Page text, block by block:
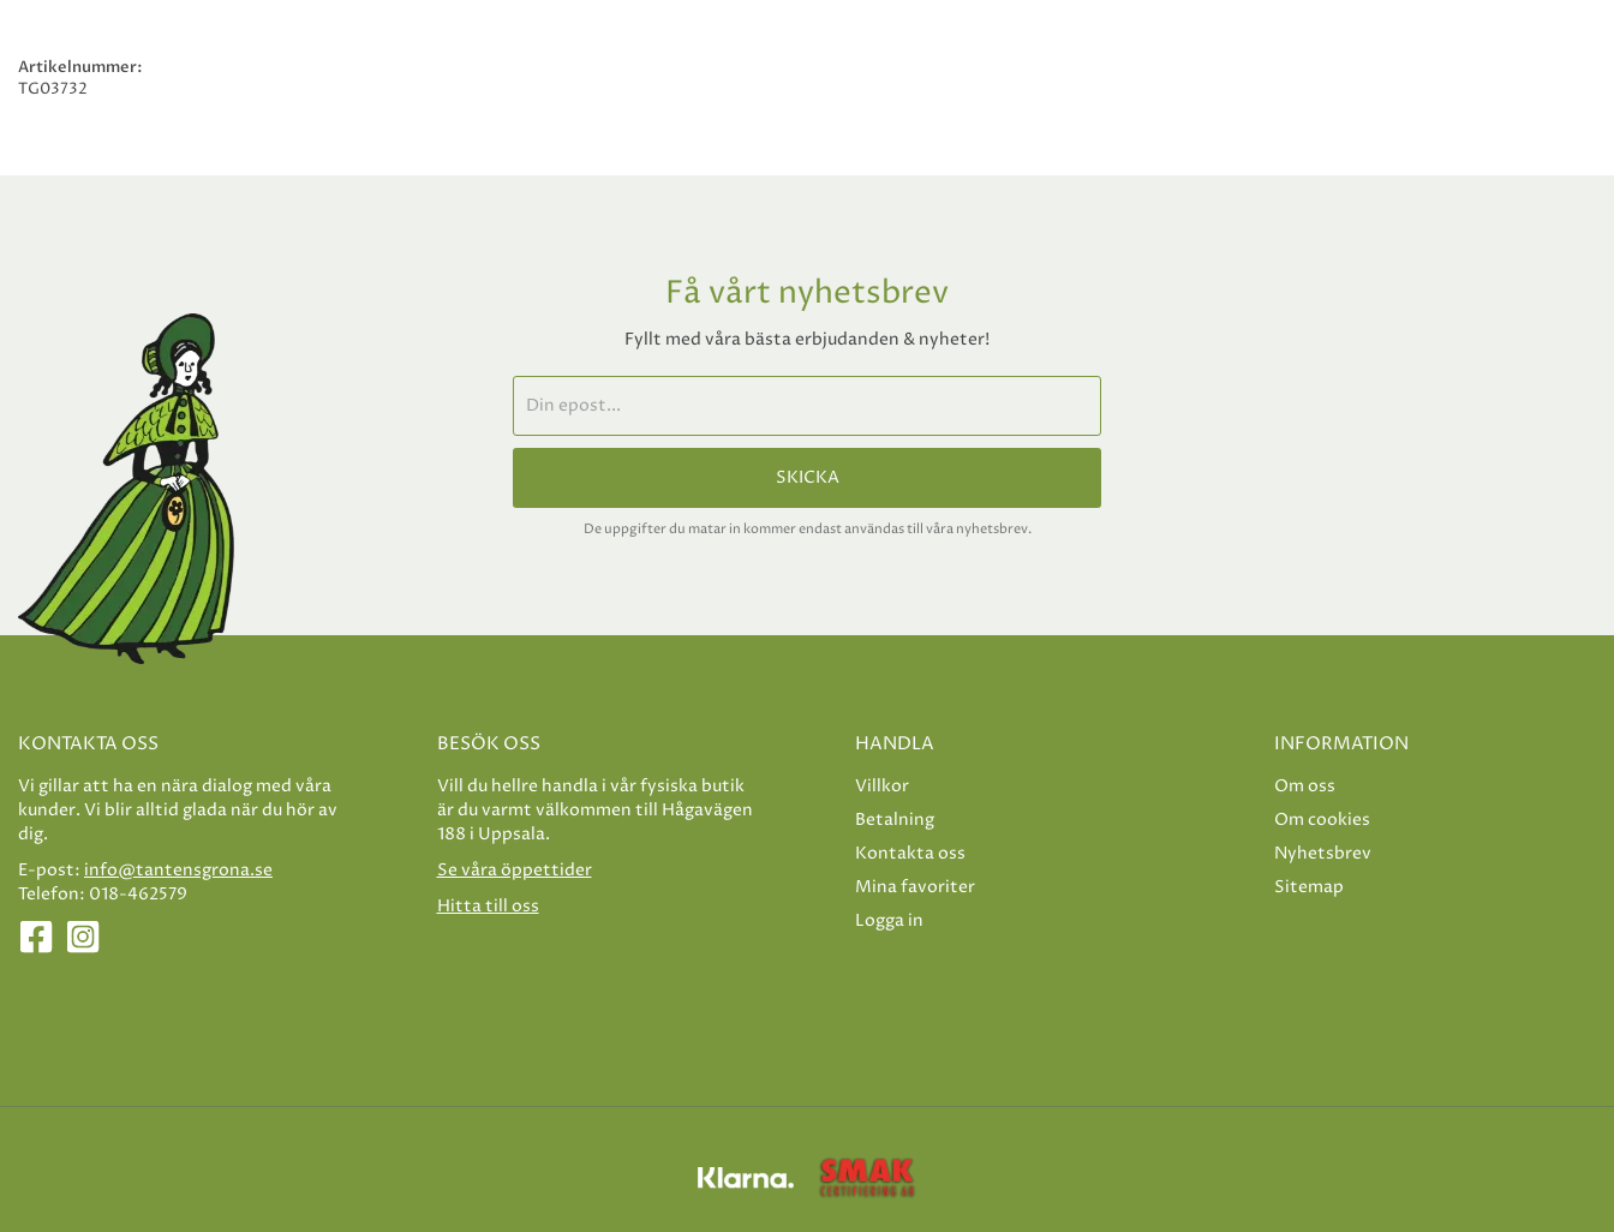
Artikelnummer:
TG03732
Få vårt nyhetsbrev
Fyllt med våra bästa erbjudanden & nyheter!
SKICKA
De uppgifter du matar in kommer endast användas till våra nyhetsbrev.
KONTAKTA OSS
Vi gillar att ha en nära dialog med våra
kunder. Vi blir alltid glada när du hör av
dig.
E-post: info@tantensgrona.se
Telefon: 018-462579
BESÖK OSS
Vill du hellre handla i vår fysiska butik
är du varmt välkommen till Hågavägen
188 i Uppsala.
Se våra öppettider
Hitta till oss
HANDLA
Villkor
Betalning
Kontakta oss
Mina favoriter
Logga in
INFORMATION
Om oss
Om cookies
Nyhetsbrev
Sitemap